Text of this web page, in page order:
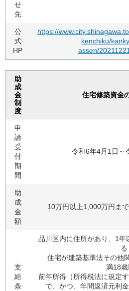
せ
先
公
式
HP
https://
kenchiku/
assen/
助
成
金
制
度
住宅修築資金
申
請
受
付
期
間
令和6年4月1日～
助
成
金
額
10万円以上1,000万円ま
支
給
条
品川区内に住所があり、1
る
住宅が建築基準法その他
満18歳
前年所得（所得税法に規定
で、かつ、年間返済元利